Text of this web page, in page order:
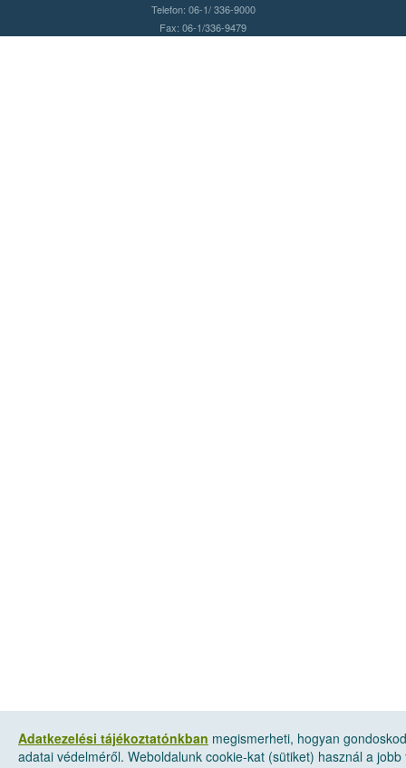
Adatkezelési tájékoztatónkban megismerheti, hogyan
adatai védelméről. Weboldalunk cookie-kat (sütiket) használ a
Telefon: 06-1/ 336-9000
Fax: 06-1/336-9479